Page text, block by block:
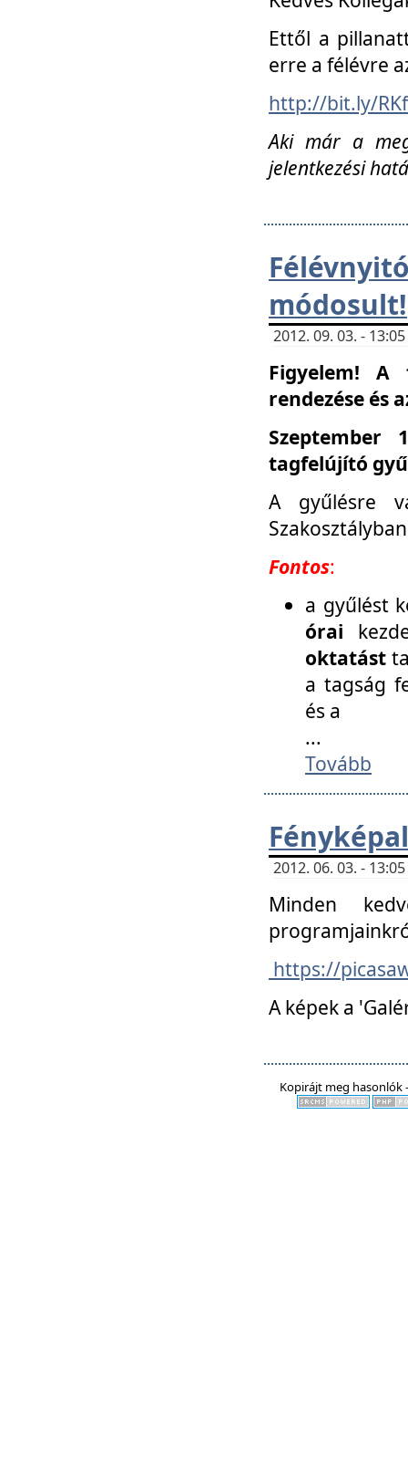
Ettől a
erre a félévre
http://bit.ly/
Aki már a
jelentkezési
módosult!
2012. 09. 03. -
Figyelem! A
rendezése és
Szeptember
tagfelújító
A gyűlésre
Fontos:
a gyűlést
órai
oktatást
a tagság
és a
...
Tovább
2012. 06. 03. -
Minden
https://
A képek a
Kopirájt meg hasonlók